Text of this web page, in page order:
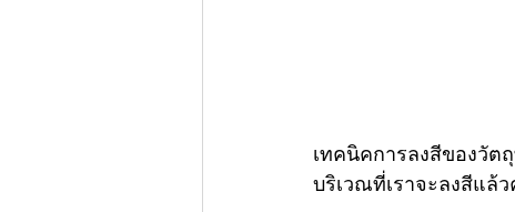
เทคนิคการลงสีของวัต
บริเวณที่เราจะลงสีแล้